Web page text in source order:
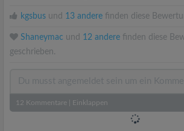
kgsbus und 13 andere finden diese
Shaneymac und 12 andere finden diese
geschrieben.
12 Kommentare Einklappen